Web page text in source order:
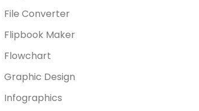
File Converter
Flipbook Maker
Flowchart
Graphic Design
Infographics